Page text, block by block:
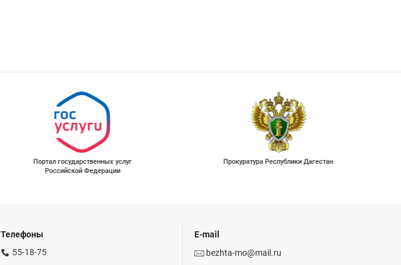
Портал государственных услуг
Российской Федерации
Прокуратура Республики Дагестан
Телефоны
55-18-75
E-mail
bezhta-mo@mail.ru